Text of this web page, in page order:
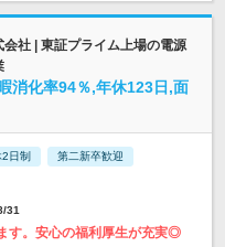
社 | 東証プライム上場の電源
消化率94％,年休123日,面
日制 第二新卒歓迎
31
す。安心の福利厚生が充実◎